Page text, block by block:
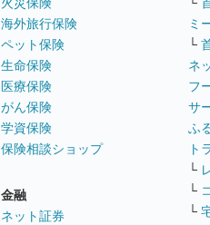
海外旅行保険
ペット保険
生命保険
医療保険
がん保険
学資保険
保険相談ショップ
金融
ネット証券
ミ
└
ネ
フ
サ
ふ
ト
└
└
└